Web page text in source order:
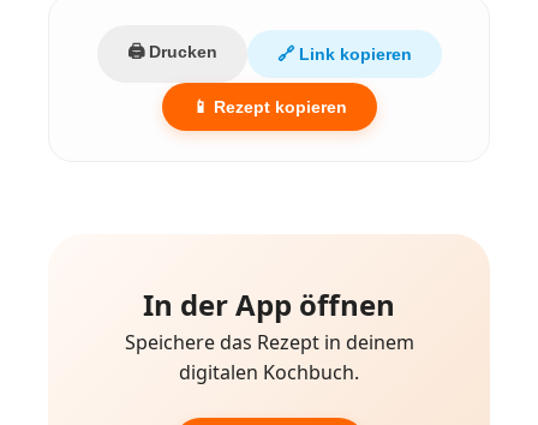
🖨️ Drucken 🔗 Link kopieren
📱 Rezept kopieren
In der App öffnen
Speichere das Rezept in deinem
digitalen Kochbuch.